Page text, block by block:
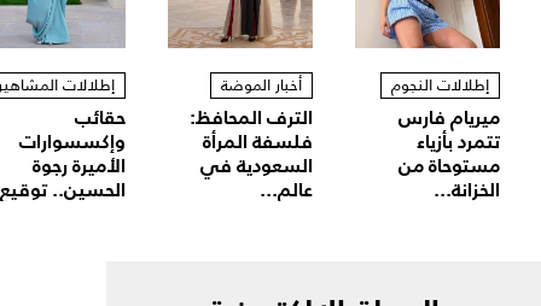
إطلالات النجوم
ميريام فارس
تتمرد بأزياء
مستوحاة من
الخزانة...
أخبار الموضة
الترف المحافظ:
فلسفة المرأة
السعودية في
عالم...
إطلالات
حقائب
وإكسسوارات
الأميرة رجوة
الحسين..